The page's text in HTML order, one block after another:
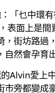
「乜中環
面上是
街坊路過
然會孕育
Alvin愛上
旁都變